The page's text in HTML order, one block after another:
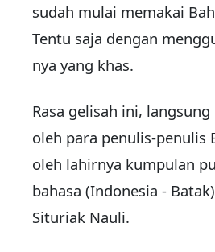
sudah mulai me­ma­kai
Tentu saja dengan
nya yang khas.
Rasa gelisah ini,
oleh para penulis-penulis
oleh la­hirnya kumpulan
bahasa (Indonesia -
Situriak Nauli.